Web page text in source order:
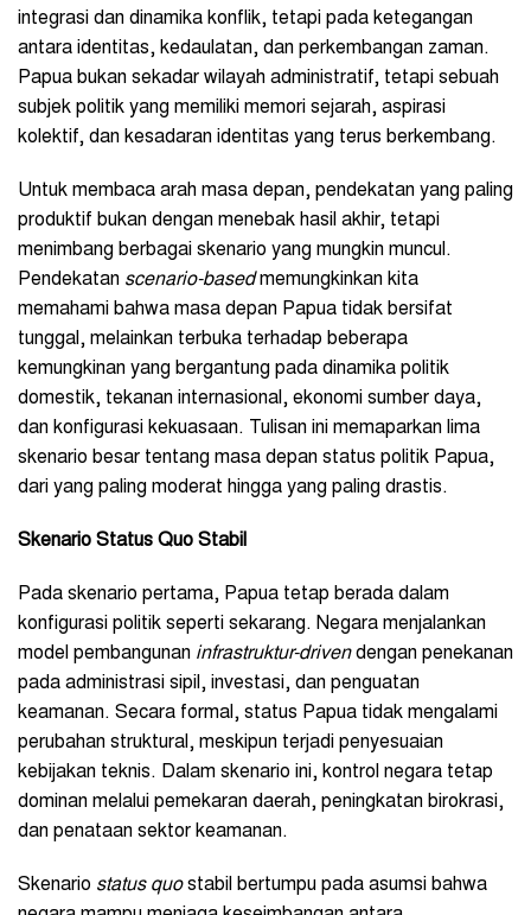
integrasi dan dinamika konflik, tetapi pada ketegangan
antara identitas, kedaulatan, dan perkembangan zaman.
Papua bukan sekadar wilayah administratif, tetapi sebuah
subjek politik yang memiliki memori sejarah, aspirasi
kolektif, dan kesadaran identitas yang terus berkembang.
Untuk membaca arah masa depan, pendekatan yang paling
produktif bukan dengan menebak hasil akhir, tetapi
menimbang berbagai skenario yang mungkin muncul.
Pendekatan scenario-basedmemungkinkan kita
memahami bahwa masa depan Papua tidak bersifat
tunggal, melainkan terbuka terhadap beberapa
kemungkinan yang bergantung pada dinamika politik
domestik, tekanan internasional, ekonomi sumber daya,
dan konfigurasi kekuasaan. Tulisan ini memaparkan lima
skenario besar tentang masa depan status politik Papua,
dari yang paling moderat hingga yang paling drastis.
Skenario Status Quo Stabil
Pada skenario pertama, Papua tetap berada dalam
konfigurasi politik seperti sekarang. Negara menjalankan
model pembangunan infrastruktur-drivendengan penekanan
pada administrasi sipil, investasi, dan penguatan
keamanan. Secara formal, status Papua tidak mengalami
perubahan struktural, meskipun terjadi penyesuaian
kebijakan teknis. Dalam skenario ini, kontrol negara tetap
dominan melalui pemekaran daerah, peningkatan birokrasi,
dan penataan sektor keamanan.
Skenario status quostabil bertumpu pada asumsi bahwa